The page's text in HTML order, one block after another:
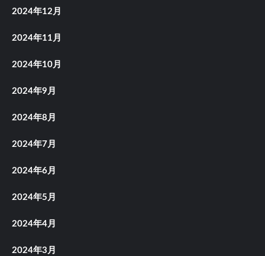
2024年12月
2024年11月
2024年10月
2024年9月
2024年8月
2024年7月
2024年6月
2024年5月
2024年4月
2024年3月